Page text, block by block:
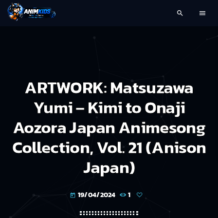
search menu
ARTWORK: Matsuzawa
Yumi – Kimi to Onaji
Aozora Japan Animesong
Collection, Vol. 21 (Anison
Japan)
today 19/04/2024 1